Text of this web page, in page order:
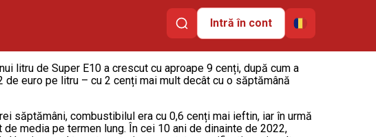
Intră în cont
litru de Super E10 a crescut cu aproape 9 cenți, după cum a
de euro pe litru – cu 2 cenți mai mult decât cu o săptămână
săptămâni, combustibilul era cu 0,6 cenți mai ieftin, iar în urmă
media pe termen lung. În cei 10 ani de dinainte de 2022,